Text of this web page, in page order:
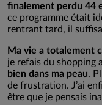
finalement perdu 44
ce programme était
rentrant tard, il
Ma vie a totalement
je refais du shopping
bien dans ma peau.
de frustration. J’ai
être que je pensais